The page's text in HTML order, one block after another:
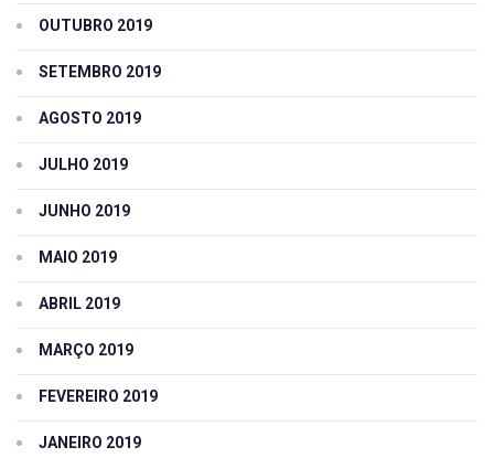
OUTUBRO 2019
SETEMBRO 2019
AGOSTO 2019
JULHO 2019
JUNHO 2019
MAIO 2019
ABRIL 2019
MARÇO 2019
FEVEREIRO 2019
JANEIRO 2019